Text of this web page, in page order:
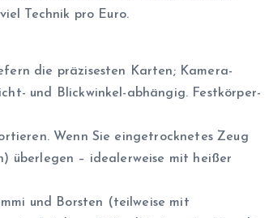
Technik pro Euro.
die präzisesten Karten; Kamera-
und Blickwinkel-abhängig. Festkörper-
Wenn Sie eingetrocknetes Zeug
überlegen – idealerweise mit heißer
und Borsten (teilweise mit